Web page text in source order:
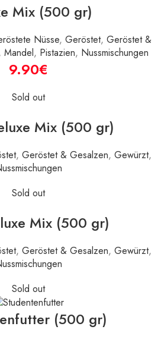
Mix (500 gr)
Nüsse, Geröstet, Geröstet &
Mandel, Pistazien, Nussmischungen
€
Sold out
Mix (500 gr)
, Geröstet & Gesalzen, Gewürzt,
Sold out
Mix (500 gr)
, Geröstet & Gesalzen, Gewürzt,
Sold out
(500 gr)